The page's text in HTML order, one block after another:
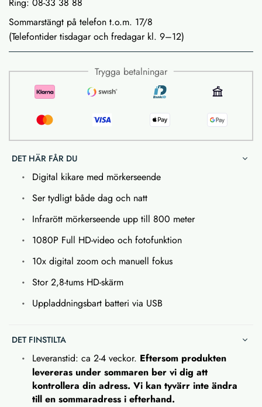
Ring: 08-33 38 88
Sommarstängt på telefon t.o.m. 17/8
(Telefontider tisdagar och fredagar kl. 9–12)
Trygga betalningar
DET HÄR FÅR DU
Digital kikare med mörkerseende
Ser tydligt både dag och natt
Infrarött mörkerseende upp till 800 meter
1080P Full HD-video och fotofunktion
10x digital zoom och manuell fokus
Stor 2,8-tums HD-skärm
Uppladdningsbart batteri via USB
DET FINSTILTA
Leveranstid: ca 2-4 veckor. Eftersom produkten
levereras under sommaren ber vi dig att
kontrollera din adress. Vi kan tyvärr inte ändra
till en sommaradress i efterhand.